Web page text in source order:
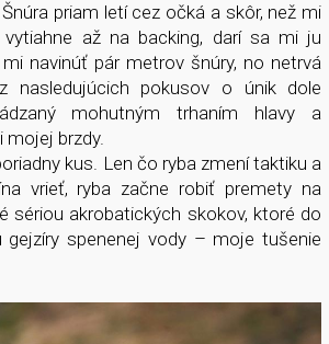
priam letí cez očká a skôr, než mi
až na backing, darí sa mi ju
navinúť pár metrov šnúry, no netrvá
pokusov o únik dole
mohutným trhaním hlavy a
mojej brzdy.
kus. Len čo ryba zmení taktiku a
vrieť, ryba začne robiť premety na
sériou akrobatických skokov, ktoré do
gejzíry spenenej vody – moje tušenie